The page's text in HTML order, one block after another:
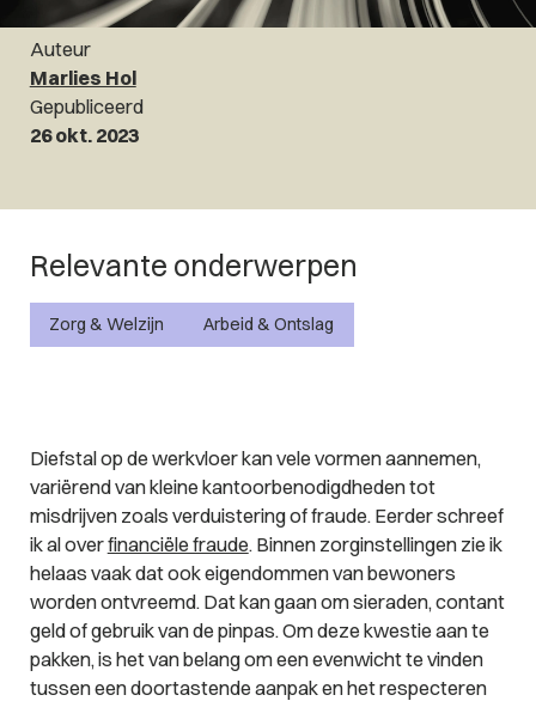
Auteur
Marlies Hol
Gepubliceerd
26 okt. 2023
Relevante onderwerpen
Zorg & Welzijn Arbeid & Ontslag
Diefstal op de werkvloer kan vele vormen aannemen,
variërend van kleine kantoorbenodigdheden tot
misdrijven zoals verduistering of fraude. Eerder schreef
ik al overfinanciële fraude. Binnen zorginstellingen zie ik
helaas vaak dat ook eigendommen van bewoners
worden ontvreemd. Dat kan gaan om sieraden, contant
geld of gebruik van de pinpas. Om deze kwestie aan te
pakken, is het van belang om een evenwicht te vinden
tussen een doortastende aanpak en het respecteren